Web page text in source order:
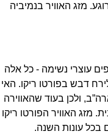
מזג האוויר בנמיביה
עוצרי נשימה - כל אלה
דבש בפורטו ריקו. האי
ולכן בעוד שהאווירה
מזג האוויר הפורטו ריקו
בכל עונות השנה.